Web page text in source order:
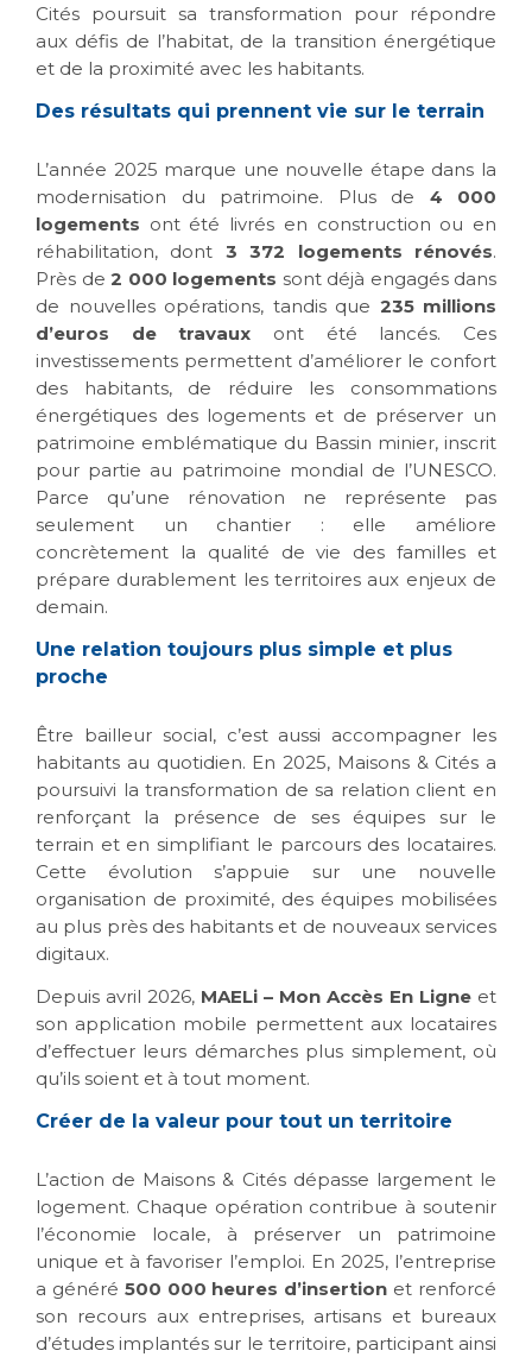
Cités poursuit sa transformation pour répondre
aux défis de l’habitat, de la transition énergétique
et de la proximité avec les habitants.
Des résultats qui prennent vie sur le terrain
L’année 2025 marque une nouvelle étape dans la
modernisation du patrimoine. Plus de 4 000
logements ont été livrés en construction ou en
réhabilitation, dont 3 372 logements rénovés.
Près de 2 000 logements sont déjà engagés dans
de nouvelles opérations, tandis que 235 millions
d’euros de travaux ont été lancés. Ces
investissements permettent d’améliorer le confort
des habitants, de réduire les consommations
énergétiques des logements et de préserver un
patrimoine emblématique du Bassin minier, inscrit
pour partie au patrimoine mondial de l’UNESCO.
Parce qu’une rénovation ne représente pas
seulement un chantier : elle améliore
concrètement la qualité de vie des familles et
prépare durablement les territoires aux enjeux de
demain.
Une relation toujours plus simple et plus
proche
Être bailleur social, c’est aussi accompagner les
habitants au quotidien. En 2025, Maisons & Cités a
poursuivi la transformation de sa relation client en
renforçant la présence de ses équipes sur le
terrain et en simplifiant le parcours des locataires.
Cette évolution s’appuie sur une nouvelle
organisation de proximité, des équipes mobilisées
au plus près des habitants et de nouveaux services
digitaux.
Depuis avril 2026, MAELi – Mon Accès En Ligne et
son application mobile permettent aux locataires
d’effectuer leurs démarches plus simplement, où
qu’ils soient et à tout moment.
Créer de la valeur pour tout un territoire
L’action de Maisons & Cités dépasse largement le
logement. Chaque opération contribue à soutenir
l’économie locale, à préserver un patrimoine
unique et à favoriser l’emploi. En 2025, l’entreprise
a généré 500 000 heures d’insertion et renforcé
son recours aux entreprises, artisans et bureaux
d’études implantés sur le territoire, participant ainsi